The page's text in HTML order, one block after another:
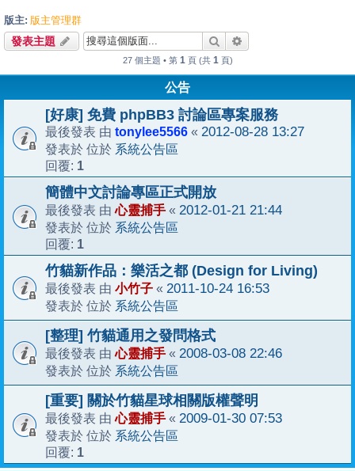
版主: 版主管理群
發表主題 搜尋
27 個主題 • 第 1 頁 (共 1 頁)
公告
[好康] 免費 phpBB3 討論區專案服務
最後發表 由 tonylee5566 « 2012-08-28 13:27
發表於 位於 系統公告區
回覆: 1
簡體中文討論專區正式開放
最後發表 由心靈捕手 « 2012-01-21 21:44
發表於 位於 系統公告區
回覆: 1
竹貓新作品：樂活之都 (Design for Living)
最後發表 由 小竹子 « 2011-10-24 16:53
發表於 位於 系統公告區
[整理] 竹貓通用之發問格式
最後發表 由心靈捕手 « 2008-03-08 22:46
發表於 位於 系統公告區
[重要] 關於竹貓星球相關版權聲明
最後發表 由心靈捕手 « 2009-01-30 07:53
發表於 位於 系統公告區
回覆: 1